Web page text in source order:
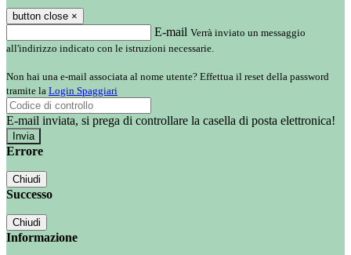
button close ×
E-mail Verrà inviato un messaggio
all'indirizzo indicato con le istruzioni necessarie.
Non hai una e-mail associata al nome utente? Effettua il reset della password
tramite la Login Spaggiari
E-mail inviata, si prega di controllare la casella di posta elettronica!
Errore
Chiudi
Successo
Chiudi
Informazione